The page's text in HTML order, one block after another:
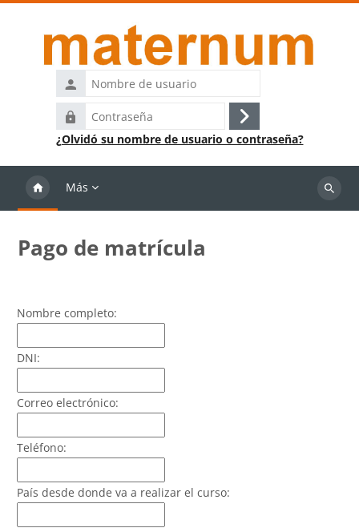
Nombre
de
usuario
Contraseña
Acceder
¿Olvidó su nombre de usuario o contraseña?
Más
Buscar
Pago de matrícula
Nombre completo:
DNI:
Correo electrónico:
Teléfono:
País desde donde va a realizar el curso: